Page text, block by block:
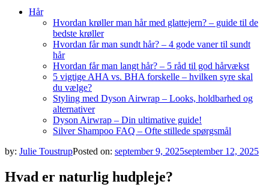
Hår
Hvordan krøller man hår med glattejern? – guide til de
bedste krøller
Hvordan får man sundt hår? – 4 gode vaner til sundt
hår
Hvordan får man langt hår? – 5 råd til god hårvækst
5 vigtige AHA vs. BHA forskelle – hvilken syre skal
du vælge?
Styling med Dyson Airwrap – Looks, holdbarhed og
alternativer
Dyson Airwrap – Din ultimative guide!
Silver Shampoo FAQ – Ofte stillede spørgsmål
by: Julie ToustrupPosted on: september 9, 2025september 12, 2025
Hvad er naturlig hudpleje?